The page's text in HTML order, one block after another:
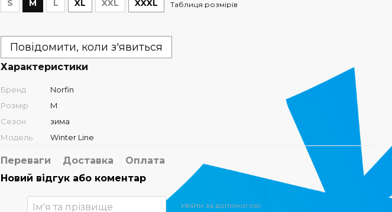
S M L XL XXL XXXL Таблиця розмірів
Повідомити, коли з'явиться
Характеристики
Бренд
Norfin
Розмір
M
Сезон
зима
Модель
Winter Line
Переваги Доставка
Оплата
Новий відгук або коментар
Увійти за допомогою